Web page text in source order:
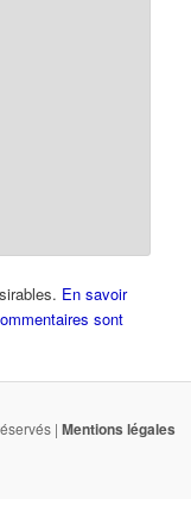
En savoir
sont
| Mentions légales